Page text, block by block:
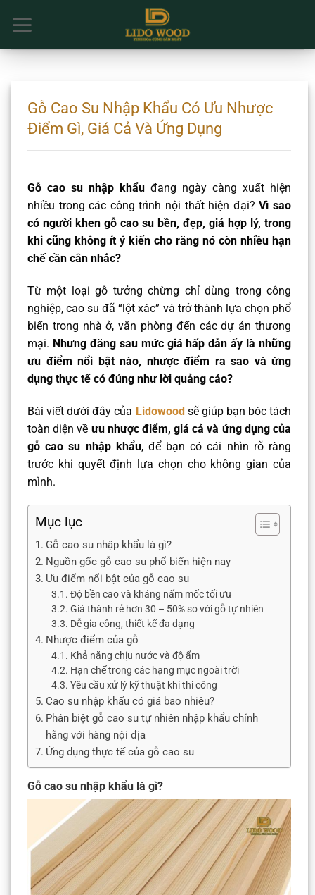
đến
Gỗ Cao Su Nhập Khẩu Có Ưu Nhược
Điểm Gì, Giá Cả Và Ứng Dụng
Gỗ cao su nhập khẩu đang ngày càng xuất hiện
nhiều trong các công trình nội thất hiện đại? Vì sao
có người khen gỗ cao su bền, đẹp, giá hợp lý, trong
khi cũng không ít ý kiến cho rằng nó còn nhiều hạn
chế cần cân nhắc?
Từ một loại gỗ tưởng chừng chỉ dùng trong công
nghiệp, cao su đã “lột xác” và trở thành lựa chọn phổ
biến trong nhà ở, văn phòng đến các dự án thương
mại. Nhưng đằng sau mức giá hấp dẫn ấy là những
ưu điểm nổi bật nào, nhược điểm ra sao và ứng
dụng thực tế có đúng như lời quảng cáo?
Bài viết dưới đây của Lidowoodsẽ giúp bạn bóc tách
toàn diện về ưu nhược điểm, giá cả và ứng dụng của
gỗ cao su nhập khẩu, để bạn có cái nhìn rõ ràng
trước khi quyết định lựa chọn cho không gian của
mình.
Mục lục
Gỗ cao su nhập khẩu là gì?
Nguồn gốc gỗ cao su phổ biến hiện nay
Ưu điểm nổi bật của gỗ cao su
Độ bền cao và kháng nấm mốc tối ưu
Giá thành rẻ hơn 30 – 50% so với gỗ tự nhiên
Dễ gia công, thiết kế đa dạng
Nhược điểm của gỗ
Khả năng chịu nước và độ ẩm
Hạn chế trong các hạng mục ngoài trời
Yêu cầu xử lý kỹ thuật khi thi công
Cao su nhập khẩu có giá bao nhiêu?
Phân biệt gỗ cao su tự nhiên nhập khẩu chính
hãng với hàng nội địa
Ứng dụng thực tế của gỗ cao su
Gỗ cao su nhập khẩu là gì?